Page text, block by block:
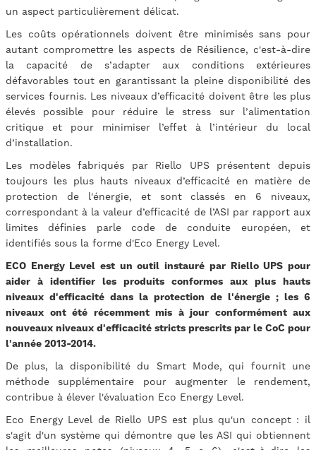
un aspect particulièrement délicat.
Les coûts opérationnels doivent être minimisés sans pour
autant compromettre les aspects de Résilience, c'est-à-dire
la capacité de s’adapter aux conditions extérieures
défavorables tout en garantissant la pleine disponibilité des
services fournis. Les niveaux d’efficacité doivent être les plus
élevés possible pour réduire le stress sur l’alimentation
critique et pour minimiser l’effet à l’intérieur du local
d’installation.
Les modèles fabriqués par Riello UPS présentent depuis
toujours les plus hauts niveaux d’efficacité en matière de
protection de l'énergie, et sont classés en 6 niveaux,
correspondant à la valeur d’efficacité de l’ASI par rapport aux
limites définies parle code de conduite européen, et
identifiés sous la forme d'Eco Energy Level.
ECO Energy Level est un outil instauré par Riello UPS pour
aider à identifier les produits conformes aux plus hauts
niveaux d'efficacité dans la protection de l'énergie ; les 6
niveaux ont été récemment mis à jour conformément aux
nouveaux niveaux d'efficacité stricts prescrits par le CoC pour
l'année 2013-2014.
De plus, la disponibilité du Smart Mode, qui fournit une
méthode supplémentaire pour augmenter le rendement,
contribue à élever l'évaluation Eco Energy Level.
Eco Energy Level de Riello UPS est plus qu'un concept : il
s'agit d'un système qui démontre que les ASI qui obtiennent